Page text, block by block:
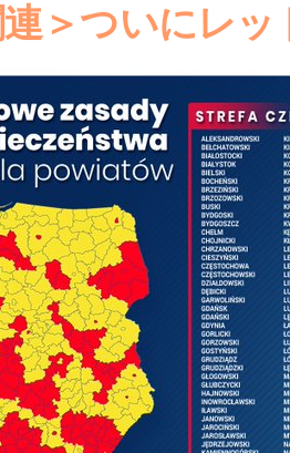
＞ついにレッ